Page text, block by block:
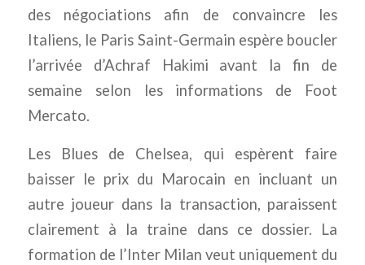
des négociations afin de convaincre les
Italiens, le Paris Saint-Germain espère boucler
l’arrivée d’Achraf Hakimi avant la fin de
semaine selon les informations de Foot
Mercato.
Les Blues de Chelsea, qui espèrent faire
baisser le prix du Marocain en incluant un
autre joueur dans la transaction, paraissent
clairement à la traine dans ce dossier. La
formation de l’Inter Milan veut uniquement du